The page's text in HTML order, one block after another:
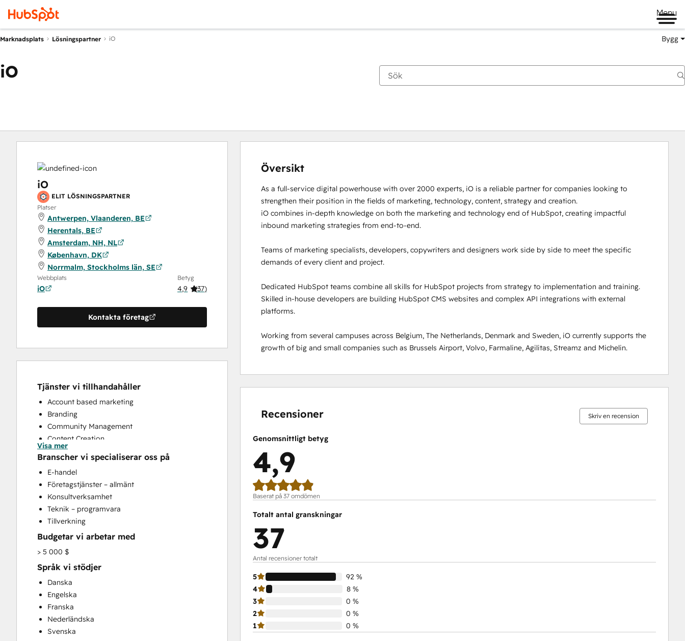
Menu
Marknadsplats Lösningspartner iO Bygg
iO
iO
ELIT LÖSNINGSPARTNER
Platser
Antwerpen, Vlaanderen, BE
Herentals, BE
Amsterdam, NH, NL
København, DK
Norrmalm, Stockholms län, SE
Webbplats
iO
Betyg
4,9 (37)
Kontakta företag
Tjänster vi tillhandahåller
Account based marketing
Branding
Community Management
Content Creation
Conversational Marketing
CRM Implementation
CRM Migration
Custom API Integrations
Customer Marketing
Customer Success Training
Customer Support Training
Customer Survey and Analysis
Email Marketing
Full Inbound Marketing Services
Help Desk Implementation
HubSpot Onboarding
Knowledge Base Development
Paid Advertising
Programmable Automation
Sales and Marketing Alignment
Visa mer
Branscher vi specialiserar oss på
E-handel
Företagstjänster – allmänt
Konsultverksamhet
Teknik – programvara
Tillverkning
Budgetar vi arbetar med
> 5 000 $
Språk vi stödjer
Danska
Engelska
Franska
Nederländska
Svenska
Översikt
As a full-service digital powerhouse with over 2000 experts, iO is a reliable partner for companies looking to
strengthen their position in the fields of marketing, technology, content, strategy and creation.
iO combines in-depth knowledge on both the marketing and technology end of HubSpot, creating impactful
inbound marketing strategies from end-to-end.
Teams of marketing specialists, developers, copywriters and designers work side by side to meet the specific
demands of every client and project.
Dedicated HubSpot teams combine all skills for HubSpot projects from strategy to implementation and training.
Skilled in-house developers are building HubSpot CMS websites and complex API integrations with external
platforms.
Working from several campuses across Belgium, The Netherlands, Denmark and Sweden, iO currently supports the
growth of big and small companies such as Brussels Airport, Volvo, Farmaline, Agilitas, Streamz and Michelin.
Recensioner Skriv en recension
Genomsnittligt betyg
4,9
Baserat på 37 omdömen
Totalt antal granskningar
37
Antal recensioner totalt
5
92 %
4
8 %
3
0 %
2
0 %
1
0 %